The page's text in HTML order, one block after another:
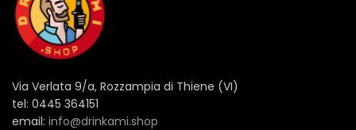
Via Verlata 9/a, Rozzampia di Thiene (VI)
tel: 0445 364151
email: info@drinkami.shop